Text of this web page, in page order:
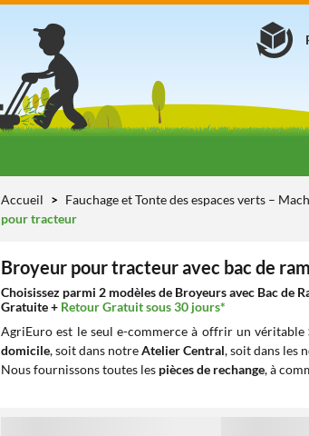
Accueil Fauchage et Tonte des espaces verts –
pour tracteur
Broyeur pour tracteur avec bac de
Choisissez parmi 2 modèles de Broyeurs avec Bac de
Gratuite + Retour Gratuit sous 30 jours*
AgriEuro est le seul e-commerce à offrir un véritable
domicile, soit dans notreAtelier Central, soit dans les
Nous fournissons toutes les pièces de rechange, à